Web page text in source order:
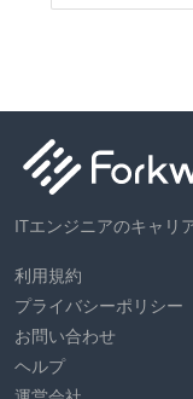
ITエンジニアのキャリ
利用規約
プライバシーポリシー
お問い合わせ
ヘルプ